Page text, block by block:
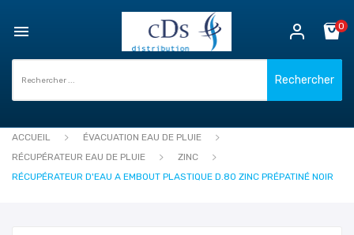
 0
Rechercher
ACCUEIL
ÉVACUATION EAU DE PLUIE
RÉCUPÉRATEUR EAU DE PLUIE
ZINC
RÉCUPÉRATEUR D'EAU A EMBOUT PLASTIQUE D.80 ZINC PRÉPATINÉ NOIR